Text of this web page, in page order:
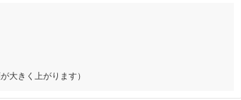
大きく上がります）